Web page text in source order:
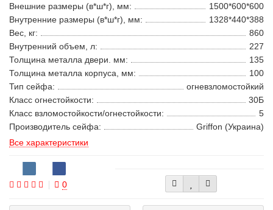
Внешние размеры (в*ш*г), мм:
1500*600*600
Внутренние размеры (в*ш*г), мм:
1328*440*388
Вес, кг:
860
Внутренний объем, л:
227
Толщина металла двери. мм:
135
Толщина металла корпуса, мм:
100
Тип сейфа:
огневзломостойкий
Класс огнестойкости:
30Б
Класс взломостойкости/огнестойкости:
5
Производитель сейфа:
Griffon (Украина)
Все характеристики
0